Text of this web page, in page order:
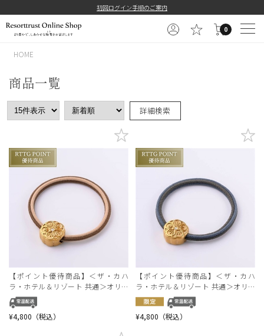
初回ログイン手順のご案内
0
HOME
商品一覧
詳細検索
【ポイント優待商品】＜ザ・カハ
ラ・ホテル＆リゾート 共通＞オリジ
ナルロゴヘアゴム (ゴールド＆ベージ
ュミックス)
¥4,800（税込）
【ポイント優待商品】＜ザ・カハ
ラ・ホテル＆リゾート 共通＞オリジ
ナルロゴヘアゴム (ゴールド＆グレー
ミックス)【RTオンラインショップ限
定】
¥4,800（税込）